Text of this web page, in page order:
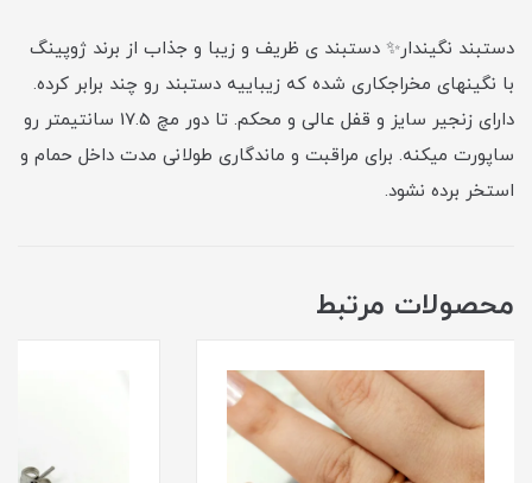
دستبند نگیندار✨ دستبند ی ظریف و زیبا و جذاب از برند ژوپینگ
با نگینهای مخراجکاری شده که زیباییه دستبند رو چند برابر کرده.
دارای زنجیر سایز و قفل عالی و محکم. تا دور مچ 17.5 سانتیمتر رو
ساپورت میکنه. برای مراقبت و ماندگاری طولانی مدت داخل حمام و
استخر برده نشود.
محصولات مرتبط